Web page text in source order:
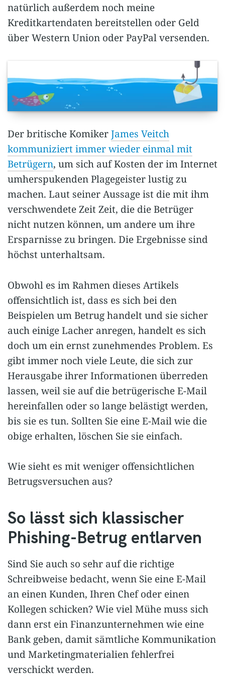
natürlich außerdem noch meine
Kreditkartendaten bereitstellen oder Geld
über Western Union oder PayPal versenden.
Der britische KomikerJames Veitch
kommuniziert immer wieder einmal mit
Betrügern, um sich auf Kosten der im Internet
umherspukenden Plagegeister lustig zu
machen. Laut seiner Aussage ist die mit ihm
verschwendete Zeit Zeit, die die Betrüger
nicht nutzen können, um andere um ihre
Ersparnisse zu bringen. Die Ergebnisse sind
höchst unterhaltsam.
Obwohl es im Rahmen dieses Artikels
offensichtlich ist, dass es sich bei den
Beispielen um Betrug handelt und sie sicher
auch einige Lacher anregen, handelt es sich
doch um ein ernst zunehmendes Problem. Es
gibt immer noch viele Leute, die sich zur
Herausgabe ihrer Informationen überreden
lassen, weil sie auf die betrügerische E-Mail
hereinfallen oder so lange belästigt werden,
bis sie es tun. Sollten Sie eine E-Mail wie die
obige erhalten, löschen Sie sie einfach.
Wie sieht es mit weniger offensichtlichen
Betrugsversuchen aus?
So lässt sich klassischer
Phishing-Betrug entlarven
Sind Sie auch so sehr auf die richtige
Schreibweise bedacht, wenn Sie eine E-Mail
an einen Kunden, Ihren Chef oder einen
Kollegen schicken? Wie viel Mühe muss sich
dann erst ein Finanzunternehmen wie eine
Bank geben, damit sämtliche Kommunikation
und Marketingmaterialien fehlerfrei
verschickt werden.